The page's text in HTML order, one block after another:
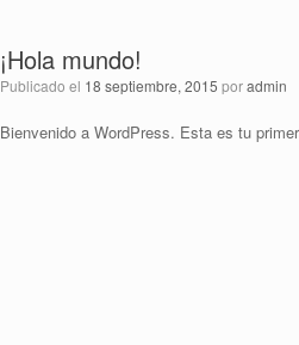
¡Hola mundo!
Publicado el 18 septiembre, 2015 poradmin
Bienvenido a WordPress. Esta es tu